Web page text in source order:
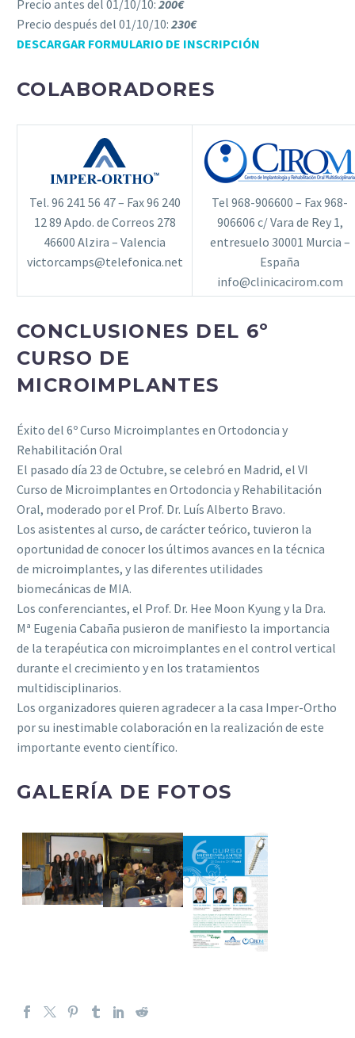
Precio antes del 01/10/10: 200€
Precio después del 01/10/10: 230€
DESCARGAR FORMULARIO DE INSCRIPCIÓN
COLABORADORES
Tel. 96 241 56 47 – Fax 96 240
12 89 Apdo. de Correos 278
46600 Alzira – Valencia
victorcamps@telefonica.net
Tel 968-906600 – Fax 968-
906606 c/ Vara de Rey 1,
entresuelo 30001 Murcia –
España
info@clinicacirom.com
CONCLUSIONES DEL 6º
CURSO DE
MICROIMPLANTES
Éxito del 6º Curso Microimplantes en Ortodoncia y
Rehabilitación Oral
El pasado día 23 de Octubre, se celebró en Madrid, el VI
Curso de Microimplantes en Ortodoncia y Rehabilitación
Oral, moderado por el Prof. Dr. Luís Alberto Bravo.
Los asistentes al curso, de carácter teórico, tuvieron la
oportunidad de conocer los últimos avances en la técnica
de microimplantes, y las diferentes utilidades
biomecánicas de MIA.
Los conferenciantes, el Prof. Dr. Hee Moon Kyung y la Dra.
Mª Eugenia Cabaña pusieron de manifiesto la importancia
de la terapéutica con microimplantes en el control vertical
durante el crecimiento y en los tratamientos
multidisciplinarios.
Los organizadores quieren agradecer a la casa Imper-Ortho
por su inestimable colaboración en la realización de este
importante evento científico.
GALERÍA DE FOTOS